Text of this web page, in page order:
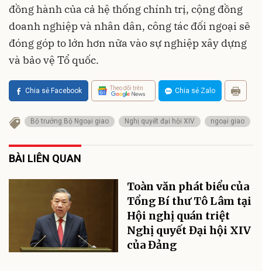
đồng hành của cả hệ thống chính trị, cộng đồng
doanh nghiệp và nhân dân, công tác đối ngoại sẽ
đóng góp to lớn hơn nữa vào sự nghiệp xây dựng
và bảo vệ Tổ quốc.
Chia sẻ Facebook Theo dõi trên Chia sẻ Zalo
Bộ trưởng Bộ Ngoại giao Nghị quyết đại hội XIV ngoại giao
BÀI LIÊN QUAN
Toàn văn phát biểu của
Tổng Bí thư Tô Lâm tại
Hội nghị quán triệt
Nghị quyết Đại hội XIV
của Đảng